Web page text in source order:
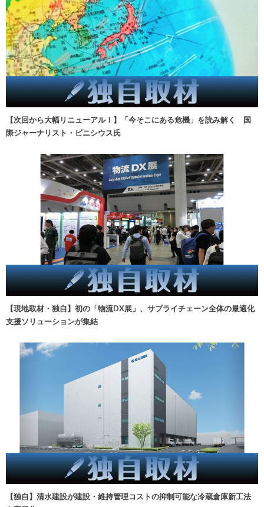
【次回から大幅リニューアル！】「今そこにある危機」を読み解く 国
際ジャーナリスト・ビニシウス氏
【現地取材・独自】初の「物流DX展」、サプライチェーン全体の最適化
支援ソリューションが集結
【独自】清水建設が建設・維持管理コストの抑制可能な冷蔵倉庫新工法